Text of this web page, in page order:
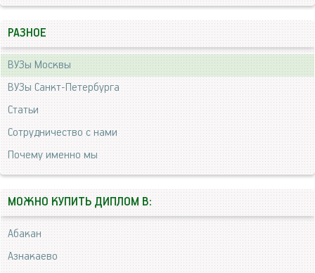
РАЗНОЕ
ВУЗы Москвы
ВУЗы Санкт-Петербурга
Статьи
Сотрудничество с нами
Почему именно мы
МОЖНО КУПИТЬ ДИПЛОМ В:
Абакан
Азнакаево